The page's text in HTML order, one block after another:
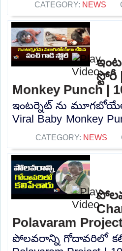
CATEGORY: NEWS
స్టోరీ
Monkey Punch |
ఇంటర్నెట్ ను మూగబోయేలా
Viral Baby Monkey
CATEGORY: NEWS
Polavaram
పోలవరాన్ని గోదావరిలో